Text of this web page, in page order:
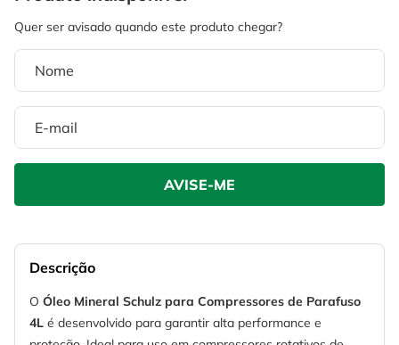
Descrição
O Óleo Mineral Schulz para Compressores de Parafuso
4L é desenvolvido para garantir alta performance e
8º fio
10º chave impacto
º escada
serra copo
º luva
º